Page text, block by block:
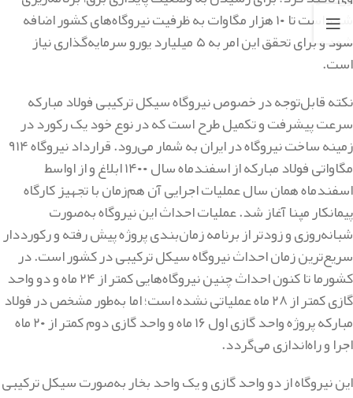
شده است تا ۱۰ هزار مگاوات به ظرفیت نیروگاه‌های کشور اضافه
شود و برای تحقق این امر به ۵ میلیارد یورو سرمایه‌گذاری نیاز
است.
نکته قابل‌توجه در خصوص نیروگاه سیکل ترکیبی فولاد مبارکه
سرعت پیشرفت و تکمیل طرح است که در نوع خود یک رکورد در
زمینه ساخت نیروگاه در ایران به شمار می‌رود. قرارداد نیروگاه ۹۱۴
مگاواتی فولاد مبارکه از اسفندماه سال ۱۴۰۰ ابلاغ و از اواسط
اسفندماه همان سال عملیات اجرایی آن هم‌زمان با تجهیز کارگاه
پیمانکار مپنا آغاز شد. عملیات احداث این نیروگاه به‌صورت
شبانه‌روزی و زودتر از برنامه زمان‌بندی پروژه پیش رفته و رکورددار
سریع‌ترین زمان احداث نیروگاه سیکل ترکیبی در کشور است. در
کشورما تا کنون احداث چنین نیروگاه‌هایی کمتر از ۲۴ ماه و دو واحد
گازی کمتر از ۲۸ ماه عملیاتی نشده است؛ اما به‌طور مشخص در فولاد
مبارکه پروژه واحد گازی اول ۱۶ ماه و واحد گازی دوم کمتر از ۲۰ ماه
اجرا و راه‌اندازی می‌گردد.
این نیروگاه از دو واحد گازی و یک واحد بخار به‌صورت سیکل ترکیبی